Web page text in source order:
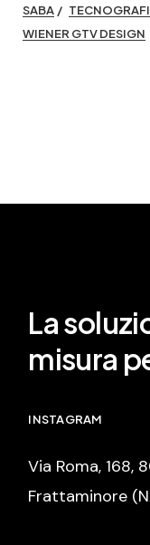
SABA
WIENER GTV DESIGN
La
misura
INSTAGRAM
Via Roma, 168,
Frattaminore